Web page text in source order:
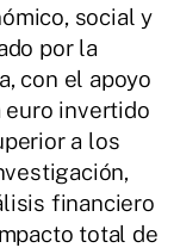
social y
por la
con el apoyo
euro invertido
a los
financiero
total de